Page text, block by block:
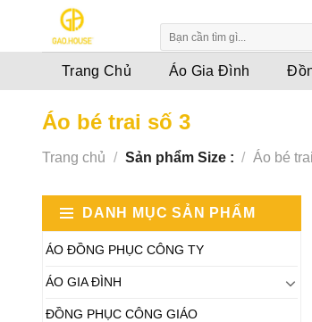
content
Trang Chủ Áo Gia Đình
Áo bé trai số 3
Trang chủ / Sản phẩm Size : / Áo bé
DANH MỤC SẢN PHẨM
ÁO ĐỒNG PHỤC CÔNG TY
ÁO GIA ĐÌNH
ĐỒNG PHỤC CÔNG GIÁO